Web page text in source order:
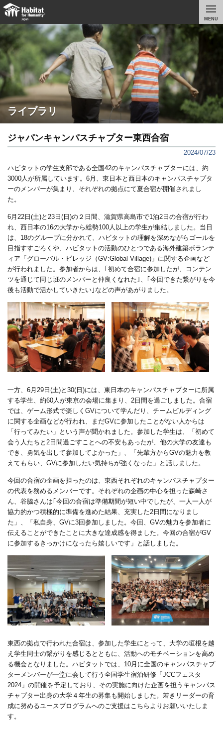
MENU
ライブラリ
ジャパンキャンパスチャプター東西合宿
2024/07/23
ハビタットの学生支部である全国42のキャンパスチャプターには、約
3000人が所属しています。6月、東日本と西日本のキャンパスチャプタ
ーのメンバーが集まり、それぞれの拠点にて夏合宿が開催されまし
た。
6月22日(土)と23日 ( 日 )の２日間、滋賀県高島市で1泊2日の合宿が行わ
れ、 西日本の16の大学から総勢100人 以上の学生が集結しました。当日
は、 18のグループに分かれて、 ハビタットの理解を深めながらゴールを
目指すすごろくや、ハビタットの活動のひとつである海外建築ボランテ
ィア「グローバル・ビレッジ（GV:Global Village)」 に関する企画など
が行われました。参加者からは、｢初めて合宿に参加したが、コンテン
ツを通じて同じ班のメンバーと仲良くなれた ｣、 ｢今回できた繋がりを今
後も活動で活かしていきたい｣などの声があがりました。
一方、 6月29日(土)と 30(日)には、東日本のキャンパスチャプターに所属
する学生、約60人が東京の会場に集まり 、2日間を過ごしました。 合宿
では、 ゲーム形式で楽しく GVについて学んだり、チームビルディング
に関する企画などが行われ、まだGVに参加したことがない人からは
「行ってみたい」という声が聞かれました。 参加した学生は、「初めて
会う人たちと2日間過ごすことへの不安もあったが、 他の大学の友達も
でき、勇気を出して参加してよかった」 、 「先輩方からGVの魅力を教
えてもらい、GVに参加したい気持ちが強くなった」と話しました。
今回の合宿の企画を担ったのは、東西それぞれのキャンパスチャプター
の代表を務めるメンバーです。それぞれの企画の中心を担った森崎さ
ん、谷脇さんは｢今回の合宿は準備期間が短い中でしたが、 一人一人が
協力的かつ積極的に準備を進めた結果、充実した2日間 になりまし
た 」、 「私自身、GVに3回参加しました。今回、 GVの魅力を参加者に
伝えることができたことに大きな達成感を得ました。今回の合宿がGV
に参加するきっかけになったら嬉しいです」と話しました。
東西の拠点で行われた合宿は、参加した学生にとって、大学の垣根を越
え学生同士の繋がりを感じるとともに、 活動へのモチベーションを高め
る機会となりました。ハビタットでは、10月に全国のキャンパスチャプ
ターメンバーが一堂に会して行う全国学生宿泊研修 「JCCフェスタ
2024 」の開催を予定しており、その実施に向けた企画を担うキャンパス
チャプター出身の大学４年生の募集も開始しました。 若きリーダーの育
成に努めるユースプログラムへのご支援はこちらよりお願いいたしま
す。